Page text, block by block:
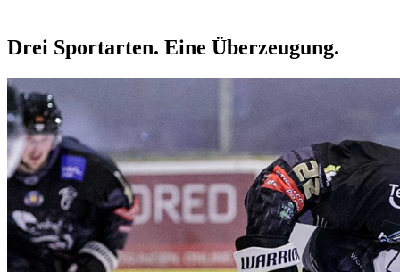
Drei Sportarten. Eine Überzeugung.